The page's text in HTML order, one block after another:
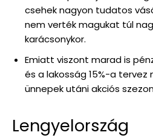
csehek nagyon tudatos
nem verték magukat túl
karácsonykor.
Emiatt viszont marad is
és a lakosság 15%-a tervez
ünnepek utáni akciós
Lengyelország